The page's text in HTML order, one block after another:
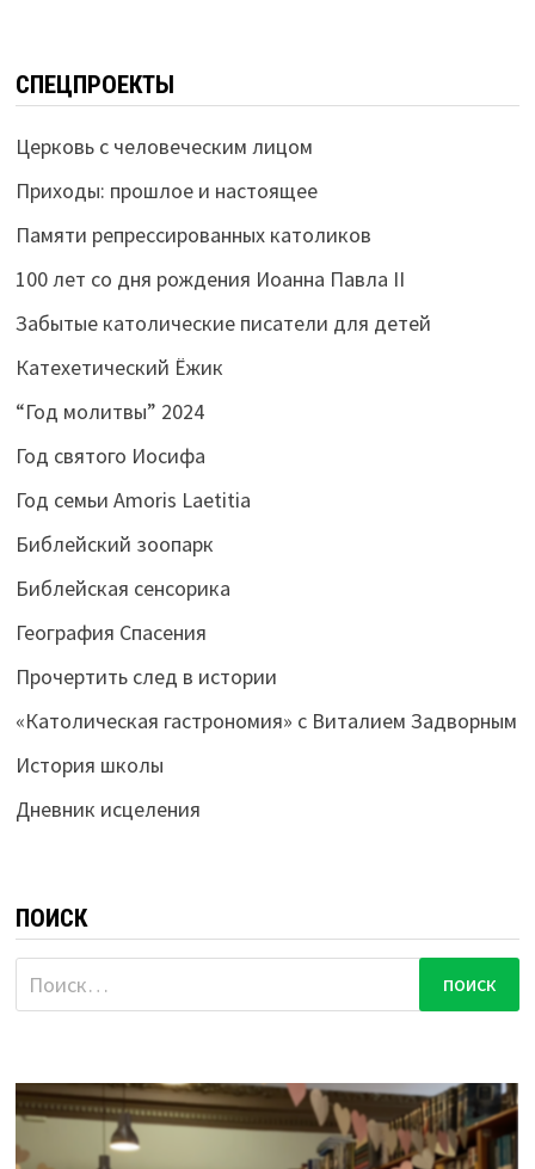
СПЕЦПРОЕКТЫ
Церковь с человеческим лицом
Приходы: прошлое и настоящее
Памяти репрессированных католиков
100 лет со дня рождения Иоанна Павла II
Забытые католические писатели для детей
Катехетический Ёжик
“Год молитвы” 2024
Год святого Иосифа
Год семьи Amoris Laetitia
Библейский зоопарк
Библейская сенсорика
География Спасения
Прочертить след в истории
«Католическая гастрономия» с Виталием Задворным
История школы
Дневник исцеления
ПОИСК
Найти: